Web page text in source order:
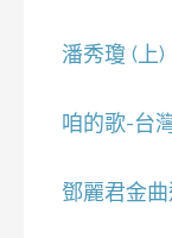
潘秀瓊 (上
咱的歌-台
鄧麗君金